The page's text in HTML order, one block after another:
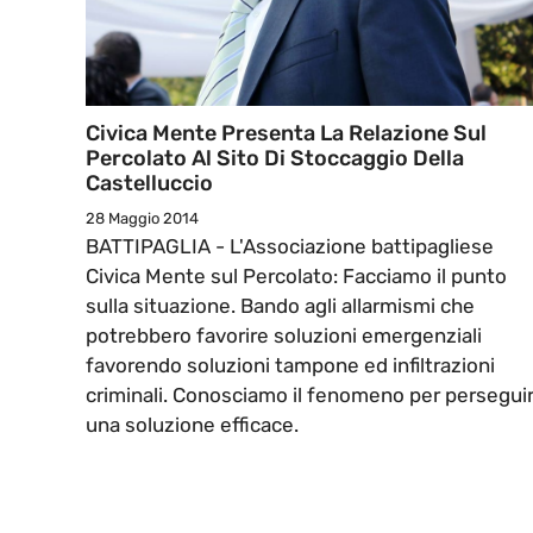
Civica Mente Presenta La Relazione Sul
Percolato Al Sito Di Stoccaggio Della
Castelluccio
28 Maggio 2014
BATTIPAGLIA - L'Associazione battipagliese
Civica Mente sul Percolato: Facciamo il punto
sulla situazione. Bando agli allarmismi che
potrebbero favorire soluzioni emergenziali
favorendo soluzioni tampone ed infiltrazioni
criminali. Conosciamo il fenomeno per
una soluzione efficace.